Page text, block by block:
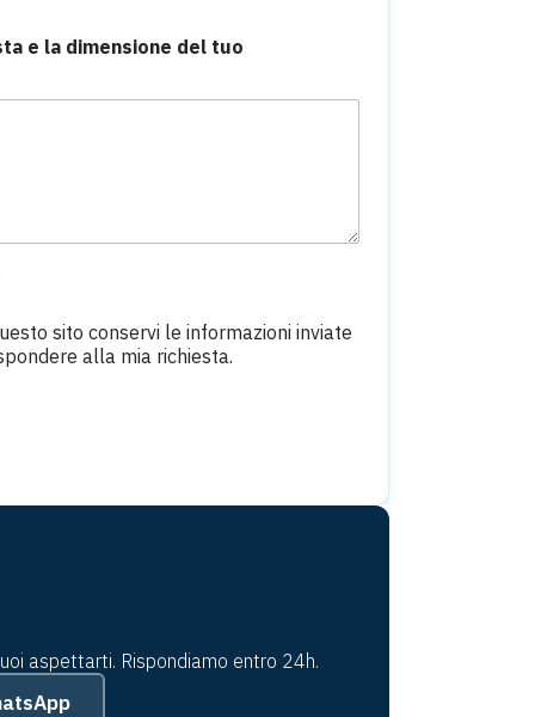
e la dimensione del tuo
sito conservi le informazioni inviate
alla mia richiesta.
aspettarti. Rispondiamo entro 24h.